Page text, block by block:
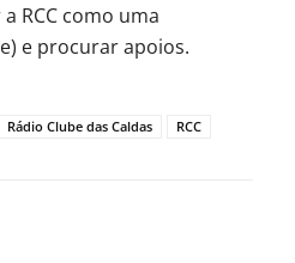
RCC como uma
e procurar apoios.
Rádio Clube das Caldas RCC